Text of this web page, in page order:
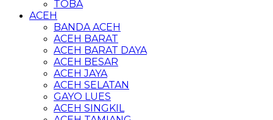
TOBA
ACEH
BANDA ACEH
ACEH BARAT
ACEH BARAT DAYA
ACEH BESAR
ACEH JAYA
ACEH SELATAN
GAYO LUES
ACEH SINGKIL